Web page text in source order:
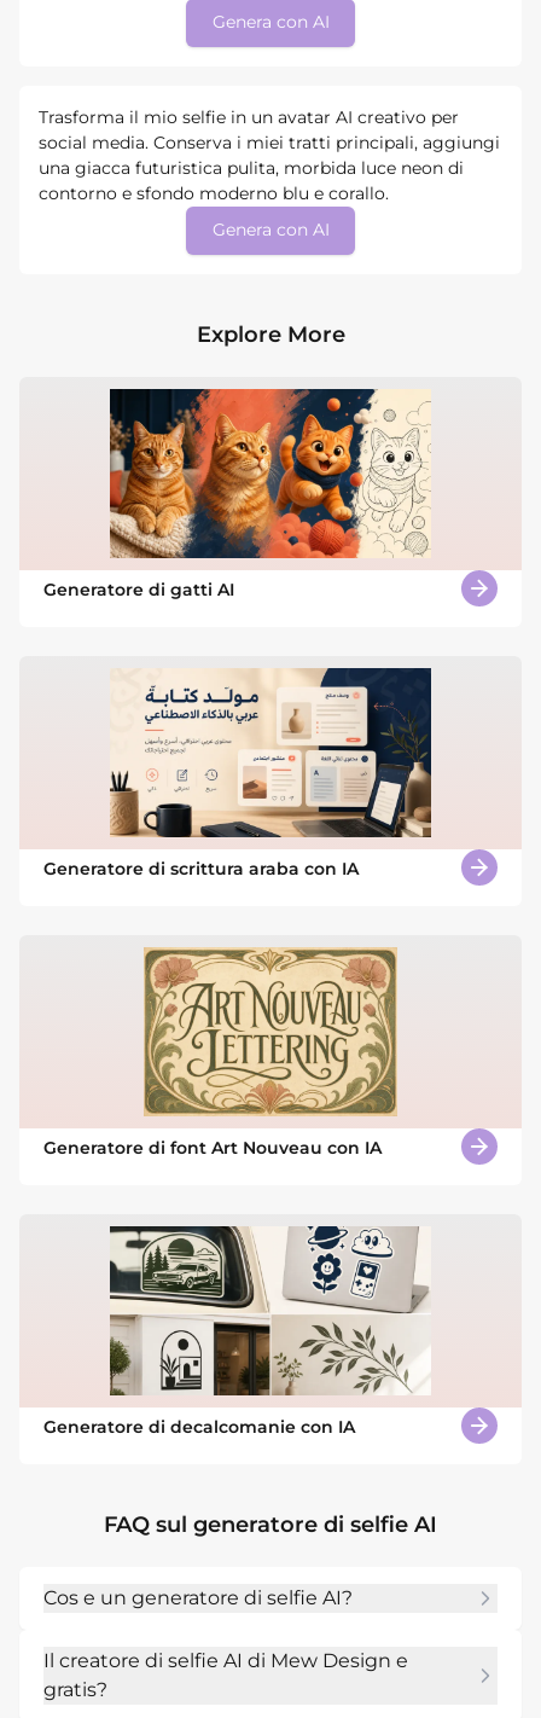
Genera con AI
Trasforma il mio selfie in un avatar AI creativo per
social media. Conserva i miei tratti principali, aggiungi
una giacca futuristica pulita, morbida luce neon di
contorno e sfondo moderno blu e corallo.
Genera con AI
Explore More
Generatore di gatti AI
Generatore di scrittura araba con IA
Generatore di font Art Nouveau con IA
Generatore di decalcomanie con IA
FAQ sul generatore di selfie AI
Cos e un generatore di selfie AI?
caricato o un breve prompt di ritratto in nuove
foto AI, come headshot, foto profilo, avatar e
Il creatore di selfie AI di Mew Design e
gratis?